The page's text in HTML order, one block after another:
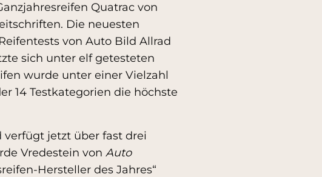
Quatrac von
Die neuesten
von Auto Bild Allrad
sich unter elf getesteten
wurde unter einer Vielzahl
14 Testkategorien die höchste
verfügt jetzt über fast drei
Vredestein von Auto
Hersteller des Jahres“